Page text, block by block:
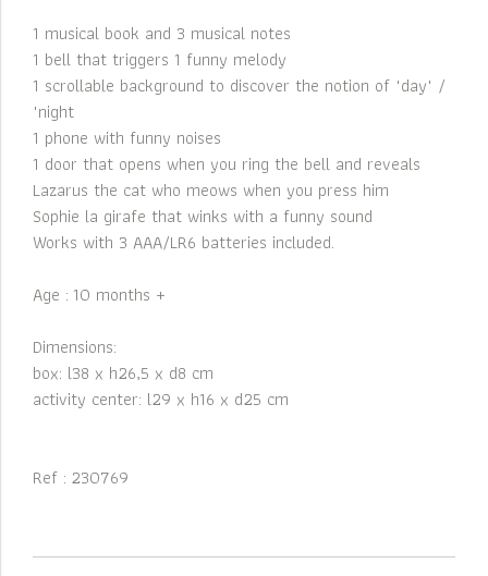
1 musical book and 3 musical notes
1 bell that triggers 1 funny melody
1 scrollable background to discover the notion of "day" /
"night
1 phone with funny noises
1 door that opens when you ring the bell and reveals
Lazarus the cat who meows when you press him
Sophie la girafe that winks with a funny sound
Works with 3 AAA/LR6 batteries included.
Age : 10 months +
Dimensions:
box: l38 x h26,5 x d8 cm
activity center: l29 x h16 x d25 cm
Ref : 230769